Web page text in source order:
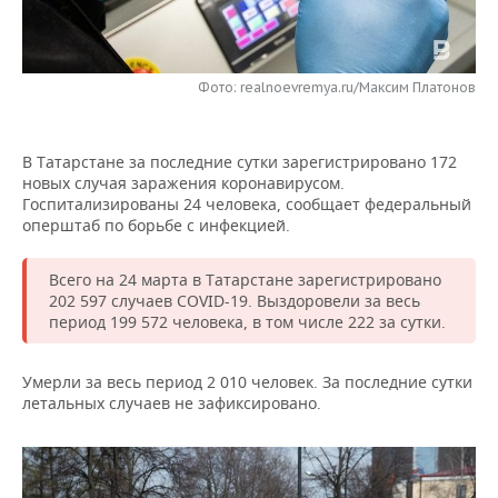
НЕФТЕХИМИЯ
НЕФТЬ
ЭНЕРГЕТИКА
РОЗНИЧНАЯ ТОРГОВЛЯ
НОВОСТИ ТЕХНОЛОГИЙ
ТЕЛЕКОММУНИКАЦИИ
МЕРОПРИЯТИЯ
НОВОСТИ МЕРОПРИЯТИЙ
БИЗНЕС-БРАНЧИ
ОТКРЫТАЯ ЛЕКЦИЯ
ФУТБОЛ
БАСКЕТБОЛ
ВОЛЕЙБОЛ
КИБЕРСПОРТ
ФИГУРНОЕ КАТАНИЕ
НОВОСТИ ОБЩЕСТВА
ИНФРАСТРУКТУРА
ИСТОРИЯ
КУЛЬТУРА
МЕДИЦИНА
ФОТОГАЛЕРЕЯ
СПРАВОЧНИК
СПИСОК ПЕРСОН
СПИСОК КОМПАНИЙ
ПОЛНАЯ ВЕРСИЯ
Фото: realnoevremya.ru/Максим Платонов
В Татарстане за последние сутки зарегистрировано 172
новых случая заражения коронавирусом.
Госпитализированы 24 человека, сообщает федеральный
оперштаб по борьбе с инфекцией.
Всего на 24 марта в Татарстане зарегистрировано
202 597 случаев COVID-19. Выздоровели за весь
период 199 572 человека, в том числе 222 за сутки.
Умерли за весь период 2 010 человек. За последние сутки
летальных случаев не зафиксировано.